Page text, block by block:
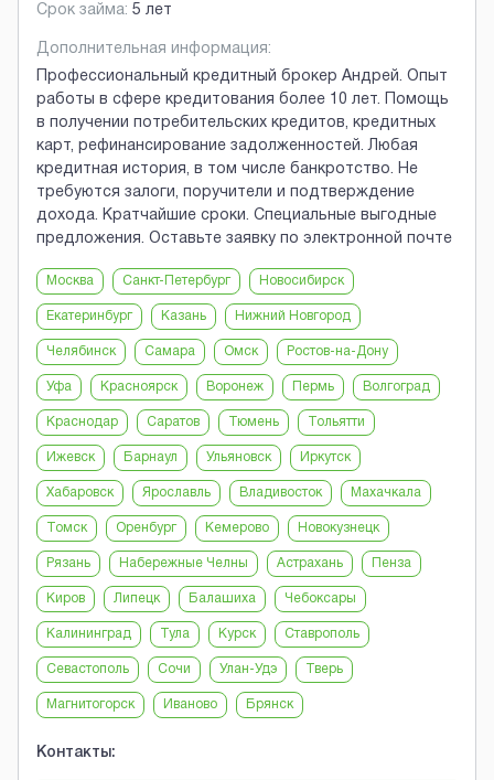
Срок займа: 5 лет
Дополнительная информация:
Профессиональный кредитный брокер Андрей. Опыт
работы в сфере кредитования более 10 лет. Помощь
в получении потребительских кредитов, кредитных
карт, рефинансирование задолженностей. Любая
кредитная история, в том числе банкротство. Не
требуются залоги, поручители и подтверждение
дохода. Кратчайшие сроки. Специальные выгодные
предложения. Оставьте заявку по электронной почте
Москва Санкт-Петербург Новосибирск
Екатеринбург Казань Нижний Новгород
Челябинск Самара Омск Ростов-на-Дону
Уфа Красноярск Воронеж Пермь Волгоград
Краснодар Саратов Тюмень Тольятти
Ижевск Барнаул Ульяновск Иркутск
Хабаровск Ярославль Владивосток Махачкала
Томск Оренбург Кемерово Новокузнецк
Рязань Набережные Челны Астрахань Пенза
Киров Липецк Балашиха Чебоксары
Калининград Тула Курск Ставрополь
Севастополь Сочи Улан-Удэ Тверь
Магнитогорск Иваново Брянск
Контакты: